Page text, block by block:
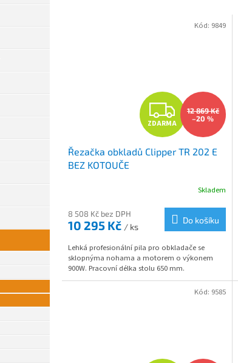
Z
D
A
M
A
ZDARMA
12 869 Kč
–20 %
Řezačka obkladů Clipper TR 202 E
BEZ KOTOUČE
Skladem
8 508 Kč bez DPH
10 295 Kč / ks
Do košíku
Lehká profesionální pila pro obkladače se
sklopnýma nohama a motorem o výkonem
900W. Pracovní délka stolu 650 mm.
Kód: 9849
Kód: 9585